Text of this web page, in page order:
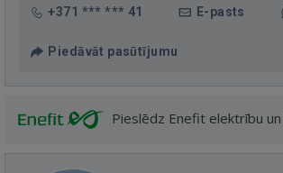
+371 *** *** 41 E-pasts
Piedāvāt pasūtījumu
Pieslēdz Enefit elektrību